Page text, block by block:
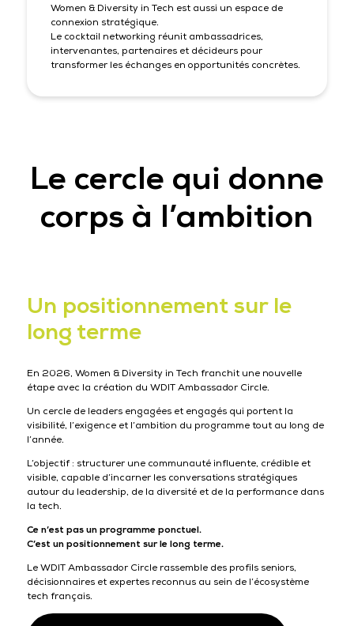
Women & Diversity in Tech est aussi un espace de
connexion stratégique.
Le cocktail networking réunit ambassadrices,
intervenantes, partenaires et décideurs pour
transformer les échanges en opportunités concrètes.
Le cercle qui donne
corps à l’ambition
Un positionnement sur le
long terme
En 2026, Women & Diversity in Tech franchit une nouvelle
étape avec la création du WDIT Ambassador Circle.
Un cercle de leaders engagées et engagés qui portent la
visibilité, l’exigence et l’ambition du programme tout au long de
l’année.
L’objectif : structurer une communauté influente, crédible et
visible, capable d’incarner les conversations stratégiques
autour du leadership, de la diversité et de la performance dans
la tech.
Ce n’est pas un programme ponctuel.
C’est un positionnement sur le long terme.
Le WDIT Ambassador Circle rassemble des profils seniors,
décisionnaires et expertes reconnus au sein de l’écosystème
tech français.